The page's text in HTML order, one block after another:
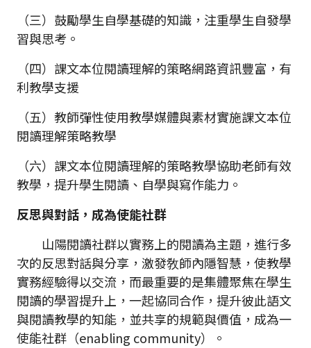
（三）鼓勵學生自學基礎的知識，注重學生自發學
習與思考。
（四）課文本位閱讀理解的策略網路資訊豐富，有
利教學支援
（五）教師彈性使用教學媒體與素材實施課文本位
閱讀理解策略教學
（六）課文本位閱讀理解的策略教學協助老師有效
教學，提升學生閱讀、自學與寫作能力。
反思與對話，成為使能社群
山陽閱讀社群以實務上的閱讀為主題，進行多
次的反思對話與分享，激發敎師內隱智慧，使教學
實務經驗得以交流，而最重要的是集體聚焦在學生
閱讀的學習提升上，一起協同合作，提升彼此語文
與閱讀教學的知能，並共享的規範與價值，成為一
使能社群（enabling community）。